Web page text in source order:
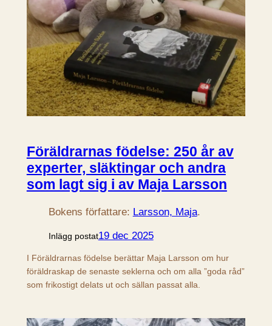
Föräldrarnas födelse: 250 år av
experter, släktingar och andra
som lagt sig i av Maja Larsson
Bokens författare: Larsson, Maja.
Inlägg postat19 dec 2025
I Föräldrarnas födelse berättar Maja Larsson om hur
föräldraskap de senaste seklerna och om alla ”goda råd”
som frikostigt delats ut och sällan passat alla.